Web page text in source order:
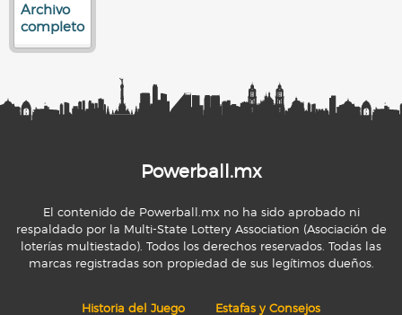
Archivo
completo
Powerball.mx
El contenido de Powerball.mx no ha sido aprobado ni
respaldado por la Multi-State Lottery Association (Asociación de
loterías multiestado). Todos los derechos reservados. Todas las
marcas registradas son propiedad de sus legítimos dueños.
Historia del Juego Estafas y Consejos